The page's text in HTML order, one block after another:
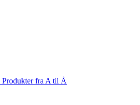
Produkter fra A til Å